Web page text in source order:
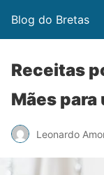
Blog do Bretas
Receitas
Mães
Leonardo